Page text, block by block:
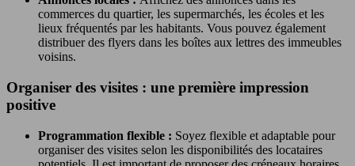
commerces du quartier, les supermarchés, les écoles et les
lieux fréquentés par les habitants. Vous pouvez également
distribuer des flyers dans les boîtes aux lettres des immeubles
voisins.
Organiser des visites : une première impression
positive
Programmation flexible : Soyez flexible et adaptable pour
organiser des visites selon les disponibilités des locataires